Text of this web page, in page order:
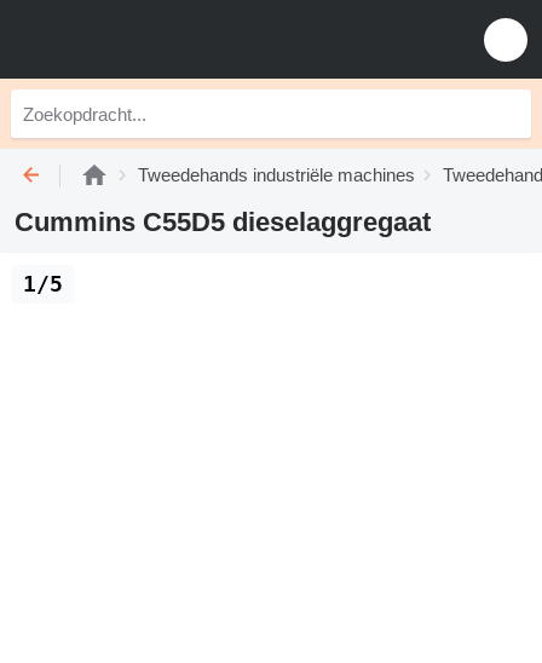
Tweedehands industriële machines
Cummins C55D5 dieselaggregaat
1/5